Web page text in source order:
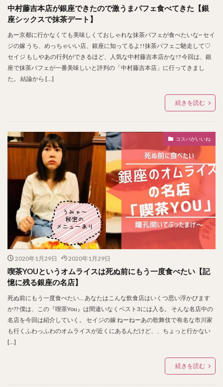
中村藤吉本店が銀座できたので激うまパフェ食べてきた【銀
座シックスで抹茶デート】
あー京都に行かなくても美味しくておしゃれな抹茶パフェが食べたいな~ セイ
ジの嫁 うち、めっちゃいい店、銀座に知ってるよ!!抹茶パフェご馳走して♡
セイジ もしやあの行列ができるほど、人気な中村藤吉本店かな!? 今回は、銀
座で抹茶パフェが一番美味しいと評判の「中村藤吉本店」に行ってきまし
た。 結論から […]
続きを読む
コスパがいいね
2020年1月29日 2020年1月29日
喫茶YOUというオムライスは死ぬ前にもう一度食べたい【記
憶に残る銀座の名店】
死ぬ前にもう一度食べたい… あなたはこんな飲食店はいくつ思い浮かびます
か?? 僕は、この『喫茶You』は間違いなくベスト3には入る。 そんな名店中の
名店を今回は紹介していく。 セイジの嫁 ねーねーあの歌舞伎で有名な市川家
も行くふわっふわのオムライスが近くにあるんだけど、、ちょっと行かない
[…]
続きを読む